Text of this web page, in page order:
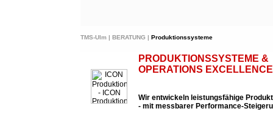
TMS-Ulm | BERATUNG | Produktionssysteme
PRODUKTIONSSYSTEME &
OPERATIONS EXCELLENCE
Wir entwickeln leistungsfähige
- mit messbarer Performance-